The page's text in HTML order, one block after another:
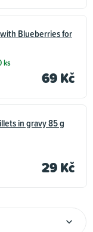
Blueberries for
ks
69 Kč
in gravy 85 g
29 Kč